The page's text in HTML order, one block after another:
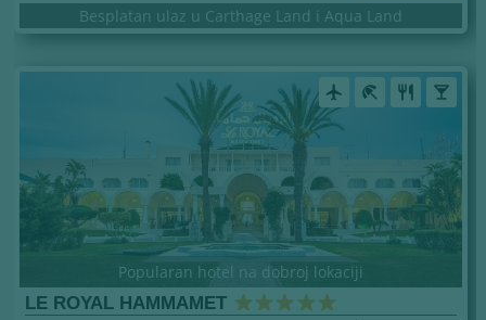
Besplatan ulaz u Carthage Land i Aqua Land
airplanemode_active beach_access restaurant local_bar
Popularan hotel na dobroj lokaciji
LE ROYAL HAMMAMET